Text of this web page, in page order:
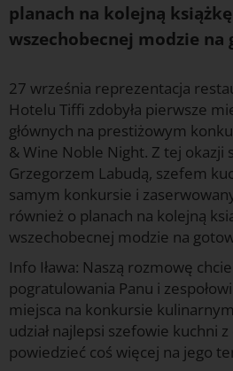
planach na kolejną
wszechobecnej modzie na
27 września reprezentacja
Hotelu Tiffi zdobyła pierwsze
głównych na prestiżowym
& Wine Noble Night. Z tej okazji
Grzegorzem Labudą, szefem
samym konkursie i
również o planach na kolejną
wszechobecnej modzie na
Info Iława: Naszą rozmowę
pogratulowania Panu i
miejsca na konkursie
udział najlepsi szefowie kuchni z
powiedzieć coś więcej na jego